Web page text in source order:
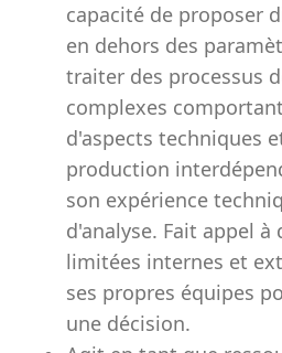
capacité de proposer
en dehors des
traiter des processus
complexes
d'aspects techniques
production
son expérience
d'analyse. Fait appel à
limitées internes et
ses propres équipes
une décision.